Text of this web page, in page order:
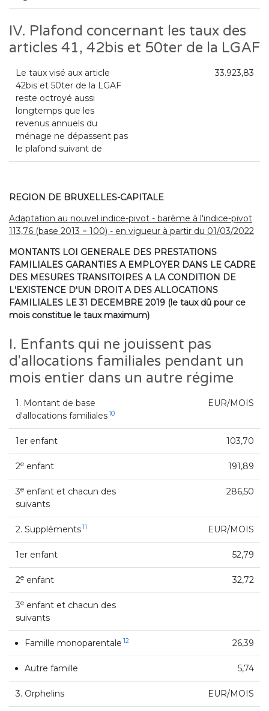
IV. Plafond concernant les taux des
articles 41, 42bis et 50ter de la LGAF
Le taux visé aux article
42bis et 50ter de la LGAF
reste octroyé aussi
longtemps que les
revenus annuels du
ménage ne dépassent pas
le plafond suivant de
33.923,83
REGION DE BRUXELLES-CAPITALE
Adaptation au nouvel indice-pivot - barème à l'indice-pivot
113,76 (base 2013 = 100) - en vigueur à partir du 01/03/2022
MONTANTS LOI GENERALE DES PRESTATIONS
FAMILIALES GARANTIES A EMPLOYER DANS LE CADRE
DES MESURES TRANSITOIRES A LA CONDITION DE
L'EXISTENCE D'UN DROIT A DES ALLOCATIONS
FAMILIALES LE 31 DECEMBRE 2019 (le taux dû pour ce
mois constitue le taux maximum)
I. Enfants qui ne jouissent pas
d'allocations familiales pendant un
mois entier dans un autre régime
1. Montant de base
d'allocations familiales10
EUR/MOIS
1er enfant 103,70
2eenfant 191,89
3eenfant et chacun des
suivants
286,50
2. Suppléments11 EUR/MOIS
1er enfant 52,79
2eenfant 32,72
3eenfant et chacun des
suivants
Famille monoparentale 12 26,39
Autre famille 5,74
3. Orphelins EUR/MOIS